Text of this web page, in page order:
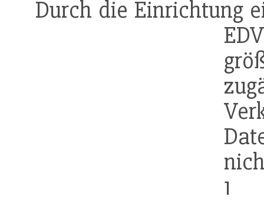
Durch die Einrichtung
1